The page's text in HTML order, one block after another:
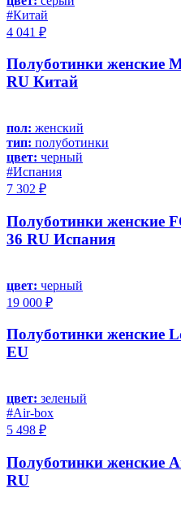
#Китай
4 041 ₽
Полуботинки женские
RU Китай
пол: женский
тип: полуботинки
цвет: черный
#Испания
7 302 ₽
Полуботинки женские
36 RU Испания
цвет: черный
19 000 ₽
Полуботинки женские
EU
цвет: зеленый
#Air-box
5 498 ₽
Полуботинки женские
RU